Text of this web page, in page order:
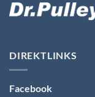
DIREKTLINKS
Facebook